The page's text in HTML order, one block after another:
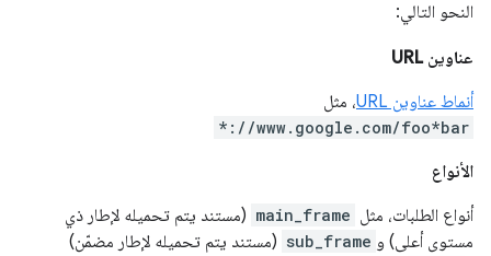
النحو التالي:
عناوين URL
أنماط عناوين URL
، مثل
*://www.google.com/foo*bar
الأنواع
أنواع الطلبات، مثل main_frame (مستند يتم تحميله لإطار ذي
مستوى أعلى) و sub_frame (مستند يتم تحميله لإطار مضمّن)